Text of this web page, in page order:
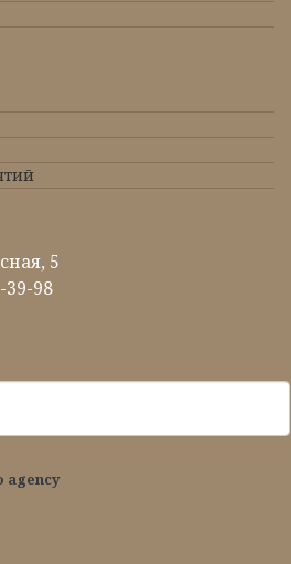
5
39-98
agency